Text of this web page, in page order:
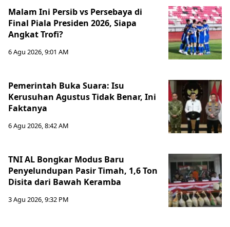
Malam Ini Persib vs Persebaya di
Final Piala Presiden 2026, Siapa
Angkat Trofi?
6 Agu 2026, 9:01 AM
Pemerintah Buka Suara: Isu
Kerusuhan Agustus Tidak Benar, Ini
Faktanya
6 Agu 2026, 8:42 AM
TNI AL Bongkar Modus Baru
Penyelundupan Pasir Timah, 1,6 Ton
Disita dari Bawah Keramba
3 Agu 2026, 9:32 PM